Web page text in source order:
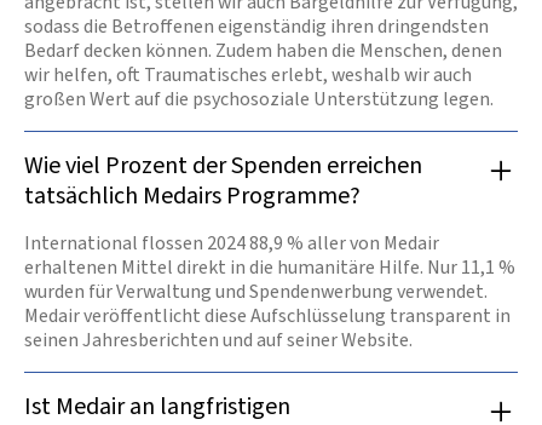
sodass die Betroffenen eigenständig ihren dringendsten
Bedarf decken können. Zudem haben die Menschen, denen
wir helfen, oft Traumatisches erlebt, weshalb wir auch
großen Wert auf die psychosoziale Unterstützung legen.
Wie viel Prozent der Spenden erreichen
tatsächlich Medairs Programme?
International flossen 2024 88,9 % aller von Medair
erhaltenen Mittel direkt in die humanitäre Hilfe. Nur 11,1 %
wurden für Verwaltung und Spendenwerbung verwendet.
Medair veröffentlicht diese Aufschlüsselung transparent in
seinen Jahresberichten und auf seiner Website.
Ist Medair an langfristigen